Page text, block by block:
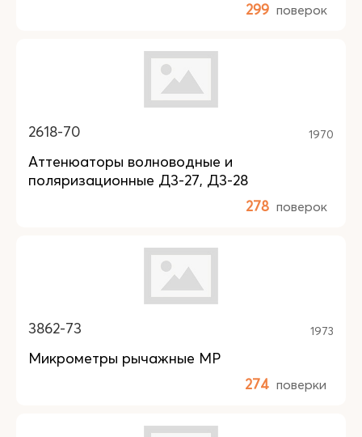
299 поверок
2618-70 1970
Аттенюаторы волноводные и
поляризационные Д3-27, Д3-28
278 поверок
3862-73 1973
Микрометры рычажные МР
274 поверки